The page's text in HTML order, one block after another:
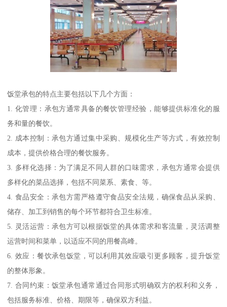
饭堂承包的特点主要包括以下几个方面：
1. 化管理：承包方通常具备的餐饮管理经验，能够提供标准化的服
务和量的餐饮。
2. 成本控制：承包方通过集中采购、规模化生产等方式，有效控制
成本，提供价格合理的餐饮服务。
3. 多样化选择：为了满足不同人群的口味需求，承包方通常会提供
多样化的菜品选择，包括不同菜系、素食、等。
4. 食品安全：承包方需严格遵守食品安全法规，确保食品从采购、
储存、加工到销售的每个环节都符合卫生标准。
5. 灵活运营：承包方可以根据饭堂的具体需求和客流量，灵活调整
运营时间和菜单，以适应不同的用餐高峰。
6. 效应：餐饮承包饭堂，可以利用其效应吸引更多顾客，提升饭堂
的整体形象。
7. 合同约束：饭堂承包通常通过合同形式明确双方的权利和义务，
包括服务标准、价格、期限等，确保双方利益。